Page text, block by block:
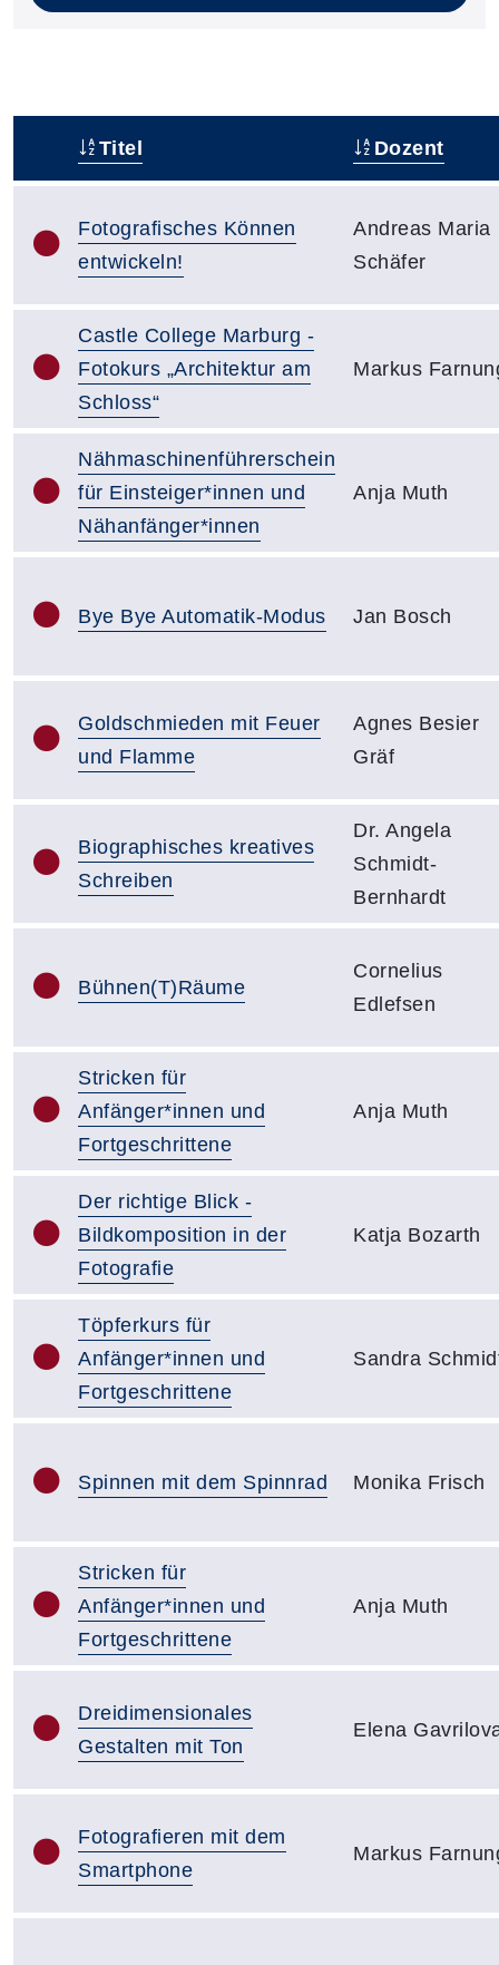
Titel Dozent
Fotografisches Können
entwickeln!
Andreas Maria
Schäfer
Castle College Marburg -
Fotokurs „Architektur am
Schloss“
Markus
Nähmaschinenführerschein
für Einsteiger*innen und
Nähanfänger*innen
Anja Muth
Bye Bye Automatik-Modus Jan Bosch
Goldschmieden mit Feuer
und Flamme
Agnes Besier
Gräf
Biographisches kreatives
Schreiben
Dr. Angela
Schmidt-
Bernhardt
Bühnen(T)Räume
Cornelius
Edlefsen
Stricken für
Anfänger*innen und
Fortgeschrittene
Anja Muth
Der richtige Blick -
Bildkomposition in der
Fotografie
Katja Bozarth
Töpferkurs für
Anfänger*innen und
Fortgeschrittene
Sandra
Spinnen mit dem Spinnrad Monika Frisch
Stricken für
Anfänger*innen und
Fortgeschrittene
Anja Muth
Dreidimensionales
Gestalten mit Ton
Elena
Fotografieren mit dem
Smartphone
Markus